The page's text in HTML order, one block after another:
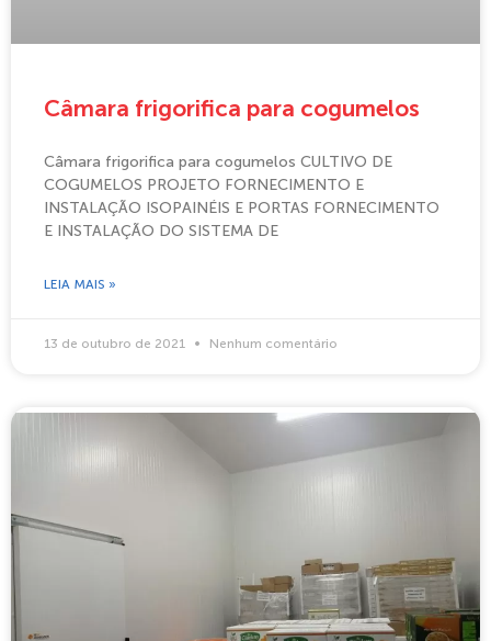
Câmara frigorifica para cogumelos
Câmara frigorifica para cogumelos CULTIVO DE
COGUMELOS PROJETO FORNECIMENTO E
INSTALAÇÃO ISOPAINÉIS E PORTAS FORNECIMENTO
E INSTALAÇÃO DO SISTEMA DE
LEIA MAIS »
13 de outubro de 2021 Nenhum comentário